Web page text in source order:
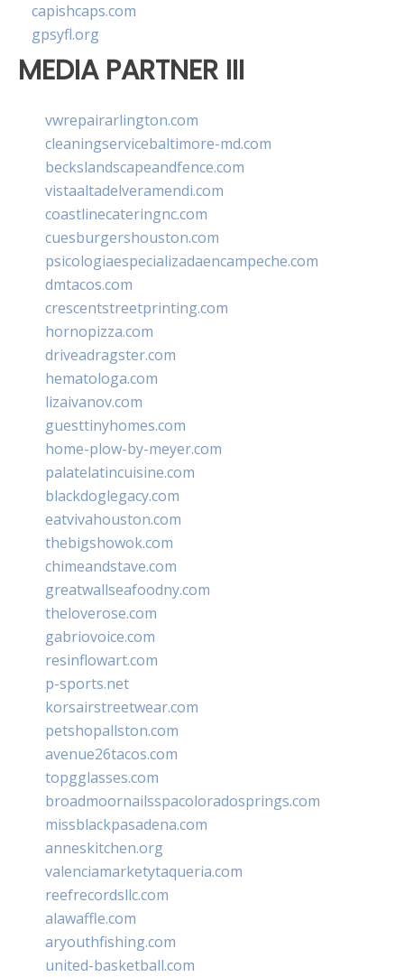
capishcaps.com
gpsyfl.org
MEDIA PARTNER III
vwrepairarlington.com
cleaningservicebaltimore-md.com
beckslandscapeandfence.com
vistaaltadelveramendi.com
coastlinecateringnc.com
cuesburgershouston.com
psicologiaespecializadaencampeche.com
dmtacos.com
crescentstreetprinting.com
hornopizza.com
driveadragster.com
hematologa.com
lizaivanov.com
guesttinyhomes.com
home-plow-by-meyer.com
palatelatincuisine.com
blackdoglegacy.com
eatvivahouston.com
thebigshowok.com
chimeandstave.com
greatwallseafoodny.com
theloverose.com
gabriovoice.com
resinflowart.com
p-sports.net
korsairstreetwear.com
petshopallston.com
avenue26tacos.com
topgglasses.com
broadmoornailsspacoloradosprings.com
missblackpasadena.com
anneskitchen.org
valenciamarketytaqueria.com
reefrecordsllc.com
alawaffle.com
aryouthfishing.com
united-basketball.com